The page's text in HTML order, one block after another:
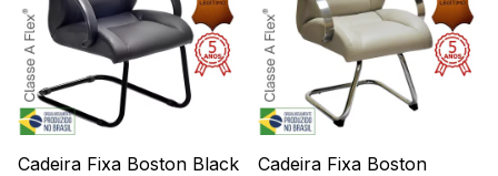
Cadeira Fixa Boston Black Cadeira Fixa Boston